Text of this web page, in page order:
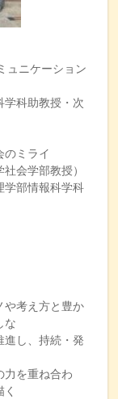
ュニケーション
学科助教授・次
のミライ
会学部教授）
学部情報科学科
や考え方と豊か
な
し、持続・発
力を重ね合わ